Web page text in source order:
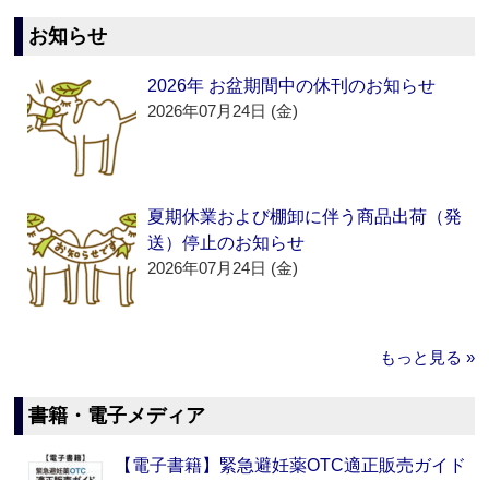
お知らせ
2026年 お盆期間中の休刊のお知らせ
2026年07月24日 (金)
夏期休業および棚卸に伴う商品出荷（発
送）停止のお知らせ
2026年07月24日 (金)
もっと見る »
書籍・電子メディア
【電子書籍】緊急避妊薬OTC適正販売ガイド